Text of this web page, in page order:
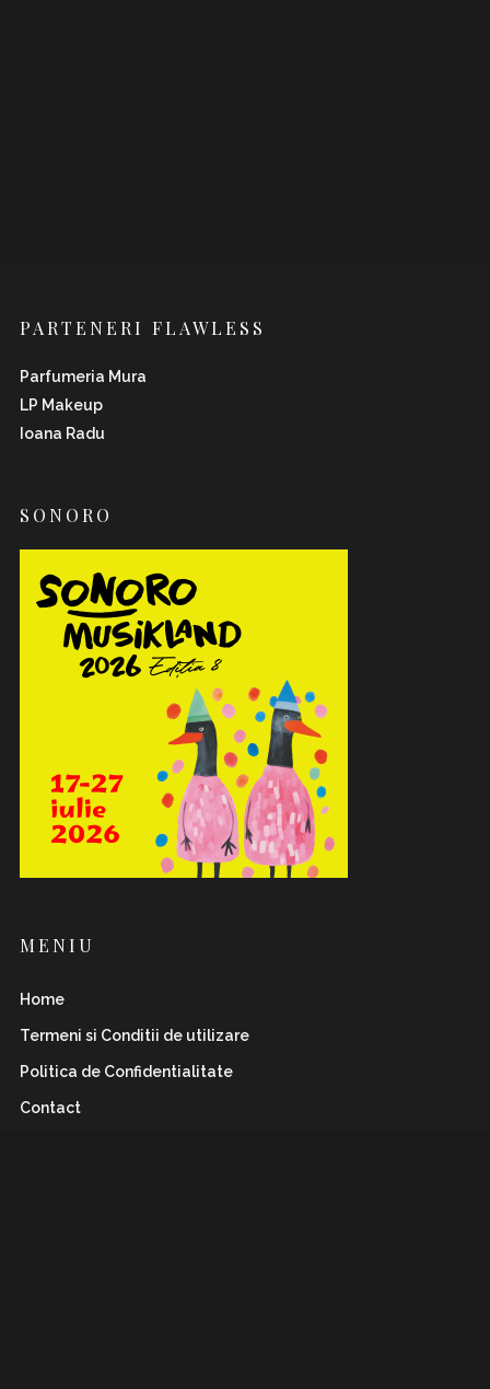
PARTENERI FLAWLESS
Parfumeria Mura
LP Makeup
Ioana Radu
SONORO
MENIU
Home
Termeni si Conditii de utilizare
Politica de Confidentialitate
Contact